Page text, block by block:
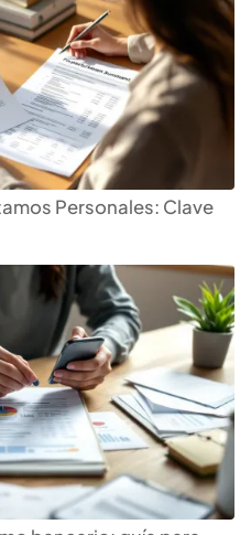
Personales: Clave